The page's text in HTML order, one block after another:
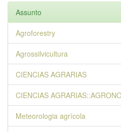
Assunto
Agroforestry
Agrossilvicultura
CIENCIAS AGRARIAS
CIENCIAS
Meteorologia agrícola